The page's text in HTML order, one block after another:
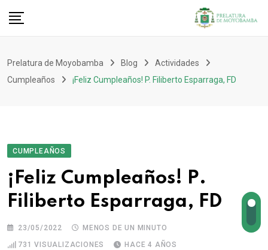
Prelatura de Moyobamba Blog
Actividades
Cumpleaños
¡Feliz Cumpleaños! P. Filiberto Esparraga, FD
CUMPLEAÑOS
¡Feliz Cumpleaños! P.
Filiberto Esparraga, FD
23/05/2022
MENOS DE UN MINUTO
731 VISUALIZACIONES HACE 4 AÑOS